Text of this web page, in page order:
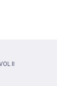
II